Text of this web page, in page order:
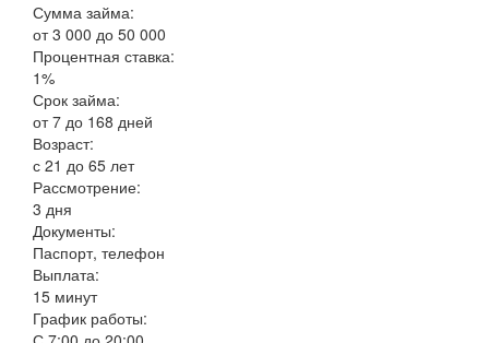
Сумма займа:
от 3 000 до 50 000
Процентная ставка:
1%
Срок займа:
от 7 до 168 дней
Возраст:
с 21 до 65 лет
Рассмотрение:
3 дня
Документы:
Паспорт, телефон
Выплата:
15 минут
График работы: